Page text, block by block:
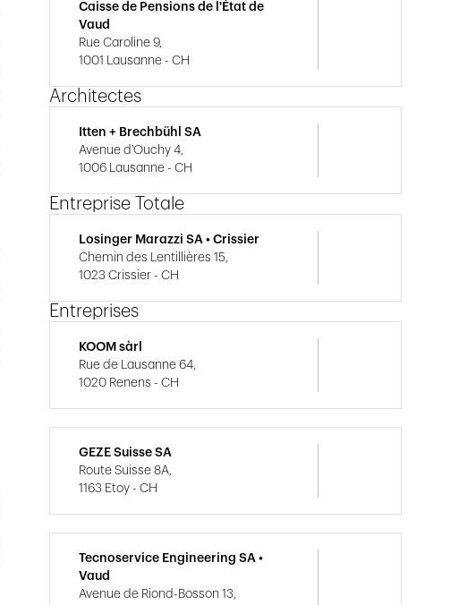
Caisse de Pensions de l'État de
Vaud
Rue Caroline 9,
1001 Lausanne - CH
Architectes
Itten + Brechbühl SA
Avenue d'Ouchy 4,
1006 Lausanne - CH
Entreprise Totale
Losinger Marazzi SA • Crissier
Chemin des Lentillières 15,
1023 Crissier - CH
Entreprises
KOOM sàrl
Rue de Lausanne 64,
1020 Renens - CH
GEZE Suisse SA
Route Suisse 8A,
1163 Etoy - CH
Tecnoservice Engineering SA •
Vaud
Avenue de Riond-Bosson 13,